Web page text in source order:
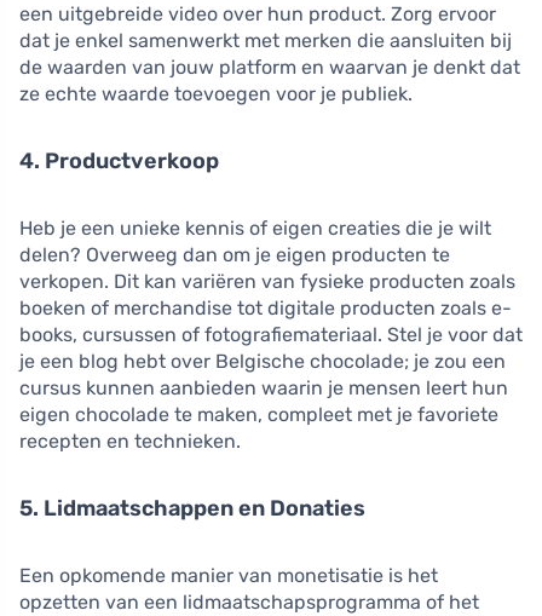
een uitgebreide video over hun product. Zorg ervoor
dat je enkel samenwerkt met merken die aansluiten bij
de waarden van jouw platform en waarvan je denkt dat
ze echte waarde toevoegen voor je publiek.
4. Productverkoop
Heb je een unieke kennis of eigen creaties die je wilt
delen? Overweeg dan om je eigen producten te
verkopen. Dit kan variëren van fysieke producten zoals
boeken of merchandise tot digitale producten zoals e-
books, cursussen of fotografiemateriaal. Stel je voor dat
je een blog hebt over Belgische chocolade; je zou een
cursus kunnen aanbieden waarin je mensen leert hun
eigen chocolade te maken, compleet met je favoriete
recepten en technieken.
5. Lidmaatschappen en Donaties
Een opkomende manier van monetisatie is het
opzetten van een lidmaatschapsprogramma of het